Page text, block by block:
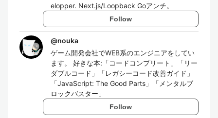
elopper. Next.js/Loopback Goアンチ。
Follow
@nouka
ゲーム開発会社でWEB系のエンジニアをしてい
ます。 好きな本:「コードコンプリート」「リー
ダブルコード」「レガシーコード改善ガイド」
「JavaScript: The Good Parts」「メンタルブ
ロックバスター」
Follow